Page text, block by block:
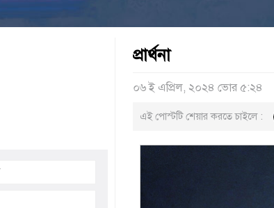
প্রার্থনা
০৬ ই এপ্রিল, ২০২৪ ভোর ৫:২৪
এই পোস্টটি শেয়ার করতে চাইলে :